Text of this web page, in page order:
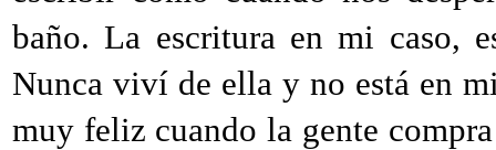
baño. La escritura en mi caso,
Nunca viví de ella y no está en
muy feliz cuando la gente